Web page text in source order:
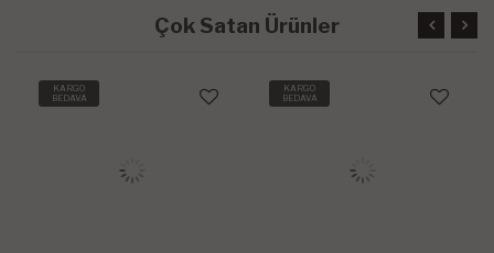
Çok Satan Ürünler
KARGO
BEDAVA
KARGO
BEDAVA